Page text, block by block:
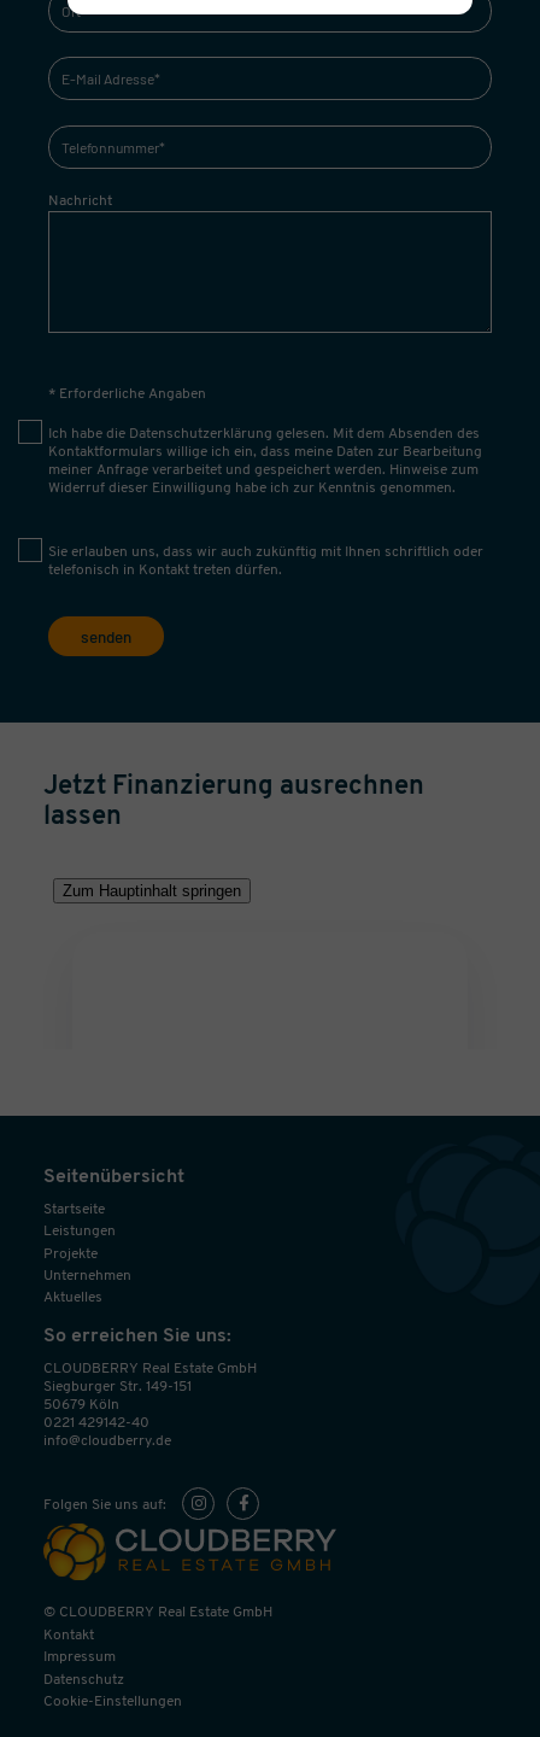
Nachricht
* Erforderliche Angaben
Ich habe die Datenschutzerklärung gelesen. Mit dem Absenden des
Kontaktformulars willige ich ein, dass meine Daten zur Bearbeitung
meiner Anfrage verarbeitet und gespeichert werden. Hinweise zum
Widerruf dieser Einwilligung habe ich zur Kenntnis genommen.
Sie erlauben uns, dass wir auch zukünftig mit Ihnen schriftlich oder
telefonisch in Kontakt treten dürfen.
senden
Jetzt Finanzierung ausrechnen
lassen
Seitenübersicht
Startseite
Leistungen
Projekte
Unternehmen
Aktuelles
So erreichen Sie uns:
CLOUDBERRY Real Estate GmbH
Siegburger Str. 149-151
50679 Köln
0221 429142-40
info@cloudberry.de
Folgen Sie uns auf:
© CLOUDBERRY Real Estate GmbH
Kontakt
Impressum
Datenschutz
Cookie-Einstellungen